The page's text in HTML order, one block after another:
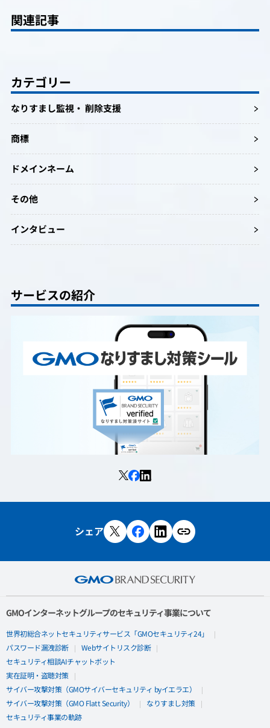
関連記事
カテゴリー
なりすまし監視・ 削除支援
商標
ドメインネーム
その他
インタビュー
サービスの紹介
シェア
GMOインターネットグループのセキュリティ事業について
世界初総合ネットセキュリティサービス「GMOセキュリティ24」
パスワード漏洩診断 Webサイトリスク診断
セキュリティ相談AIチャットボット
実在証明・盗聴対策
サイバー攻撃対策（GMOサイバーセキュリティ byイエラエ）
サイバー攻撃対策（GMO Flatt Security） なりすまし対策
セキュリティ事業の軌跡